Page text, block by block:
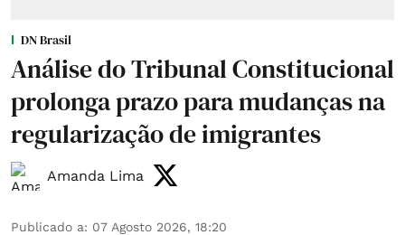
DN Brasil
Análise do Tribunal Constitucional
prolonga prazo para mudanças na
regularização de imigrantes
Amanda Lima
Publicado a: 07 Agosto 2026, 18:20